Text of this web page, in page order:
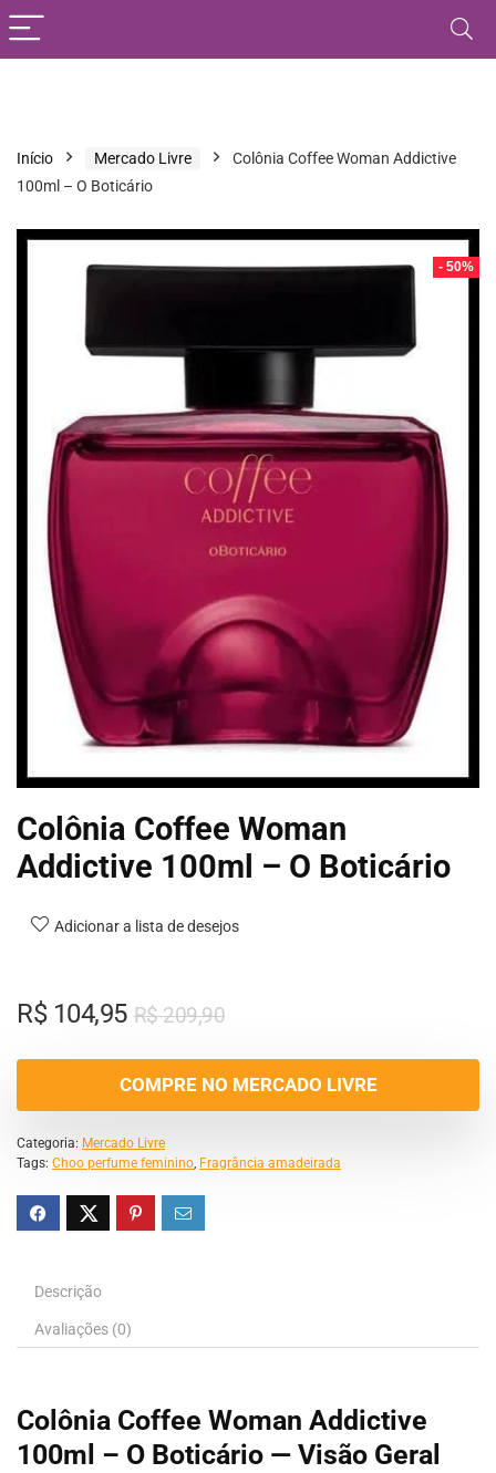
Início Mercado Livre
Colônia Coffee Woman Addictive
100ml – O Boticário
- 50%
Colônia Coffee Woman
Addictive 100ml – O Boticário
Adicionar a lista de desejos
R$209,90
R$104,95
COMPRE NO MERCADO LIVRE
Categoria: Mercado Livre
Tags: Choo perfume feminino, Fragrância amadeirada
Descrição
Avaliações (0)
Colônia Coffee Woman Addictive
100ml – O Boticário — Visão Geral